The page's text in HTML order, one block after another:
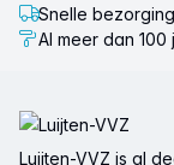
Snelle
Al meer dan
Luijten-VVZ is al